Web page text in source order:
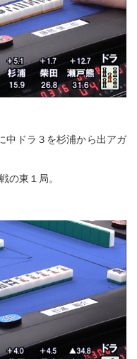
中ドラ３を杉浦から出アガ
の東１局。